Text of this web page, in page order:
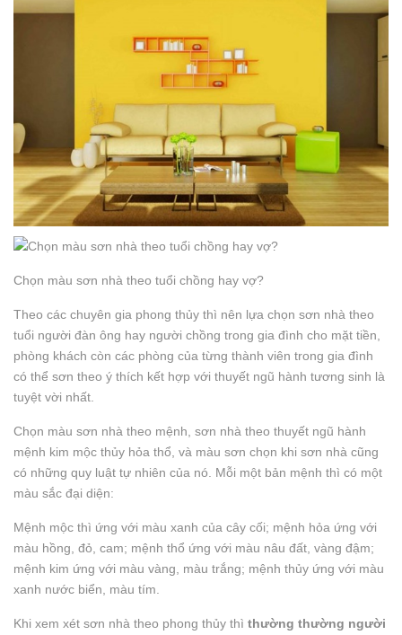
Chọn màu sơn nhà theo tuổi chồng hay vợ?
Theo các chuyên gia phong thủy thì nên lựa chọn sơn nhà theo
tuổi người đàn ông hay người chồng trong gia đình cho mặt tiền,
phòng khách còn các phòng của từng thành viên trong gia đình
có thể sơn theo ý thích kết hợp với thuyết ngũ hành tương sinh là
tuyệt vời nhất.
Chọn màu sơn nhà theo mệnh, sơn nhà theo thuyết ngũ hành
mệnh kim mộc thủy hỏa thổ, và màu sơn chọn khi sơn nhà cũng
có những quy luật tự nhiên của nó. Mỗi một bản mệnh thì có một
màu sắc đại diện:
Mệnh mộc thì ứng với màu xanh của cây cối; mệnh hỏa ứng với
màu hồng, đỏ, cam; mệnh thổ ứng với màu nâu đất, vàng đậm;
mệnh kim ứng với màu vàng, màu trắng; mệnh thủy ứng với màu
xanh nước biển, màu tím.
Khi xem xét sơn nhà theo phong thủy thì thường thường người